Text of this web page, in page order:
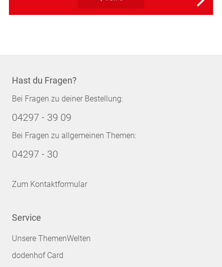
Hast du Fragen?
Bei Fragen zu deiner Bestellung:
04297 - 39 09
Bei Fragen zu allgemeinen Themen:
04297 - 30
Zum Kontaktformular
Service
Unsere ThemenWelten
dodenhof Card